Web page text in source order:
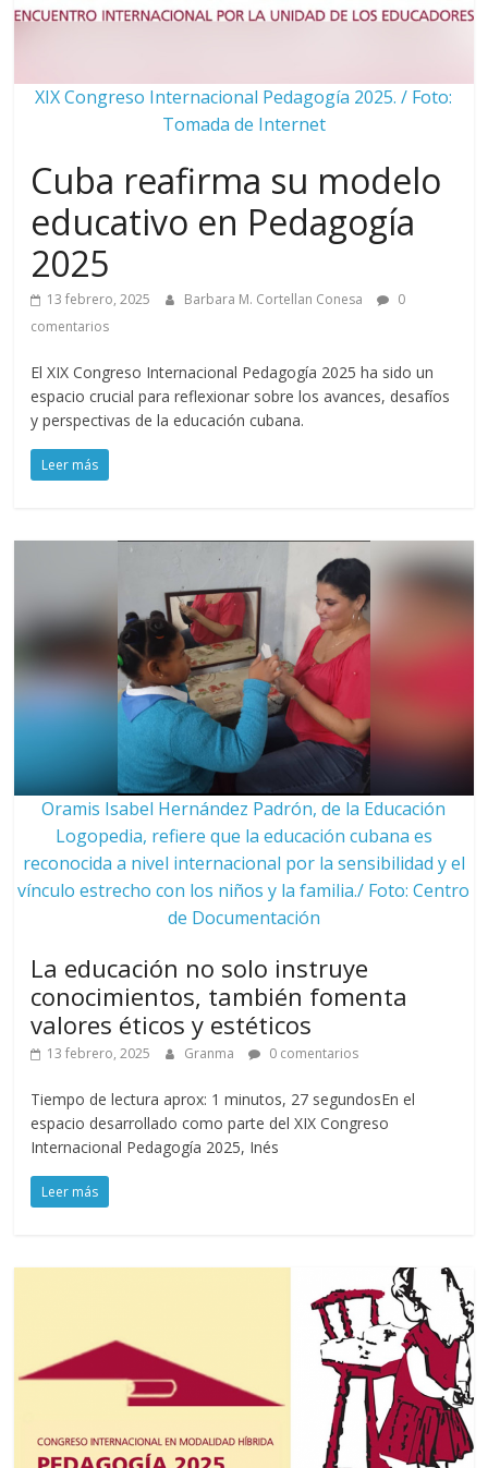
XIX Congreso Internacional Pedagogía 2025. / Foto:
Tomada de Internet
Cuba reafirma su modelo
educativo en Pedagogía
2025
13 febrero, 2025 Barbara M. Cortellan Conesa
0
comentarios
El XIX Congreso Internacional Pedagogía 2025 ha sido un
espacio crucial para reflexionar sobre los avances, desafíos
y perspectivas de la educación cubana.
Leer más
Oramis Isabel Hernández Padrón, de la Educación
Logopedia, refiere que la educación cubana es
reconocida a nivel internacional por la sensibilidad y el
vínculo estrecho con los niños y la familia./ Foto: Centro
de Documentación
La educación no solo instruye
conocimientos, también fomenta
valores éticos y estéticos
13 febrero, 2025 Granma 0 comentarios
Tiempo de lectura aprox: 1 minutos, 27 segundosEn el
espacio desarrollado como parte del XIX Congreso
Internacional Pedagogía 2025, Inés
Leer más